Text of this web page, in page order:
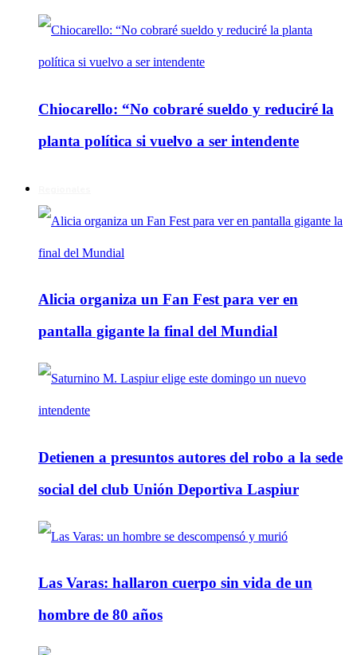
Chiocarello: “No cobraré sueldo y reduciré la
planta política si vuelvo a ser intendente
Alicia organiza un Fan Fest para ver en
pantalla gigante la final del Mundial
Detienen a presuntos autores del robo a la sede
social del club Unión Deportiva Laspiur
Las Varas: hallaron cuerpo sin vida de un
hombre de 80 años